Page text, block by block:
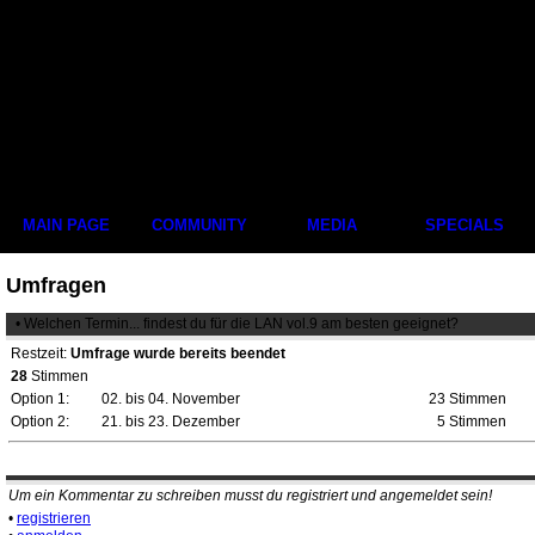
MAIN PAGE COMMUNITY MEDIA SPECIALS
Umfragen
• Welchen Termin... findest du für die LAN vol.9 am besten geeignet?
Restzeit: Umfrage wurde bereits beendet
28 Stimmen
Option 1:
02. bis 04. November
23 Stimmen
Option 2:
21. bis 23. Dezember 5 Stimmen
Um ein Kommentar zu schreiben musst du registriert und angemeldet sein!
• registrieren